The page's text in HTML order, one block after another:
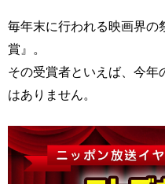
毎年末に行われる映画界の
賞』。
その受賞者といえば、今年
はありません。